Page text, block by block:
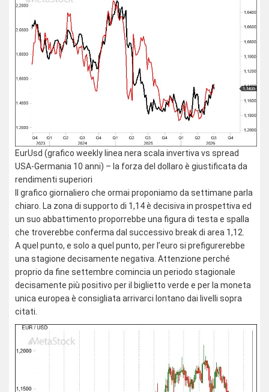
EurUsd (grafico weekly linea nera scala invertiva vs spread
USA-Germania 10 anni) – la forza del dollaro è giustificata da
rendimenti superiori
Il grafico giornaliero che ormai proponiamo da settimane parla
chiaro. La zona di supporto di 1,14 è decisiva in prospettiva ed
un suo abbattimento proporrebbe una figura di testa e spalla
che troverebbe conferma dal successivo break di area 1,12.
A quel punto, e solo a quel punto, per l’euro si prefigurerebbe
una stagione decisamente negativa. Attenzione perché
proprio da fine settembre comincia un periodo stagionale
decisamente più positivo per il biglietto verde e per la moneta
unica europea è consigliata arrivarci lontano dai livelli sopra
citati.